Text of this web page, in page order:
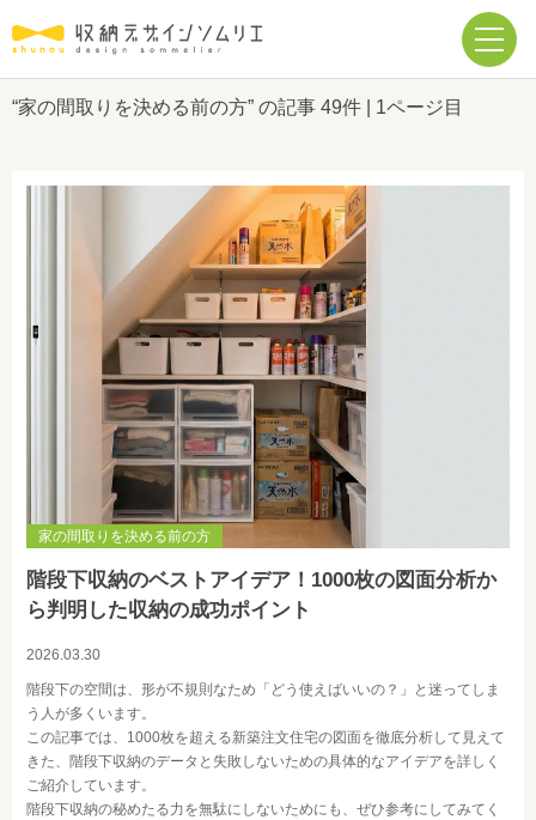
“家の間取りを決める前の方” の記事 49件 | 1ページ目
家の間取りを決める前の方
階段下収納のベストアイデア！1000枚の図面分析か
ら判明した収納の成功ポイント
2026.03.30
階段下の空間は、形が不規則なため「どう使えばいいの？」と迷ってしま
う人が多くいます。
この記事では、1000枚を超える新築注文住宅の図面を徹底分析して見えて
きた、階段下収納のデータと失敗しないための具体的なアイデアを詳しく
ご紹介しています。
階段下収納の秘めたる力を無駄にしないためにも、ぜひ参考にしてみてく